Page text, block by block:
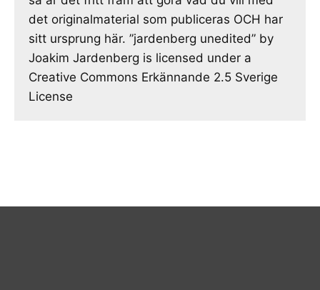
det originalmaterial som publiceras OCH har
sitt ursprung här. ”jardenberg unedited” by
Joakim Jardenberg is licensed under a
Creative Commons Erkännande 2.5 Sverige
License